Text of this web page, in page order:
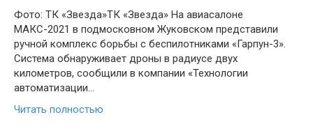
Фото: ТК «Звезда»ТК «Звезда» На авиасалоне
МАКС-2021 в подмосковном Жуковском представили
ручной комплекс борьбы с беспилотниками «Гарпун-3».
Система обнаруживает дроны в радиусе двух
километров, сообщили в компании «Технологии
автоматизации…
Читать полностью